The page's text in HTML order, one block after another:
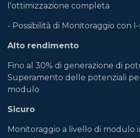
l'ottimizzazione completa
- Possibilità di Monitoraggio con
Alto rendimento
Fino al 30% di generazione di
Superamento delle potenziali
modulo
Sicuro
Monitoraggio a livello di modulo